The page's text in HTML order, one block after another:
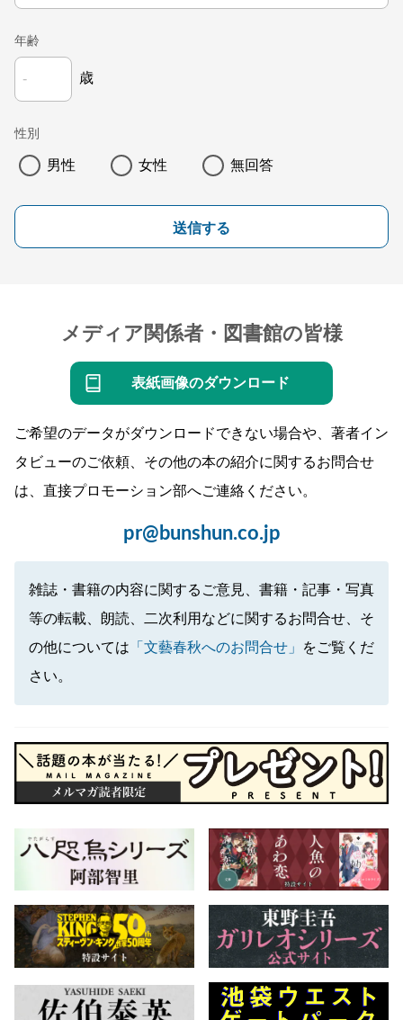
年齢
歳
性別
男性 女性 無回答
送信する
メディア関係者・図書館の皆様
表紙画像のダウンロード
ご希望のデータがダウンロードできない場合や、著者イン
タビューのご依頼、その他の本の紹介に関するお問合せ
は、直接プロモーション部へご連絡ください。
pr@bunshun.co.jp
雑誌・書籍の内容に関するご意見、書籍・記事・写真
等の転載、朗読、二次利用などに関するお問合せ、そ
の他については 「文藝春秋へのお問合せ」
をご覧くだ
さい。